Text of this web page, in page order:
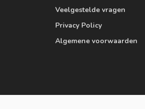
Veelgestelde vragen
Privacy Policy
Algemene voorwaarden